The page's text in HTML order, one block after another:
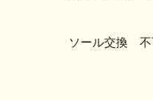
ソール交換 不